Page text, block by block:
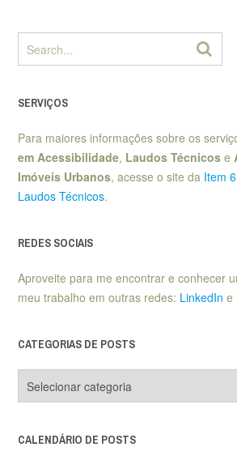
SERVIÇOS
Para maiores informações sobre os
em Acessibilidade, Laudos Técnicos e
Imóveis Urbanos, acesse o site da Item
Laudos Técnicos.
REDES SOCIAIS
Aproveite para me encontrar e conhecer
meu trabalho em outras redes: LinkedIn e
CATEGORIAS DE POSTS
de
CALENDÁRIO DE POSTS